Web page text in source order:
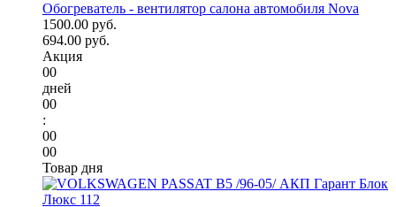
Обогреватель - вентилятор салона автомобиля Nova
1500.00 руб.
694.00 руб.
Акция
00
дней
00
:
00
00
Товар дня